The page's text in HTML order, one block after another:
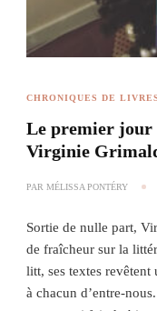
CHRONIQUES DE LIVRES
Le premier jour
Virginie
PAR MÉLISSA PONTÉRY
Sortie de nulle part,
de fraîcheur sur la
litt, ses textes
à chacun d’entre-